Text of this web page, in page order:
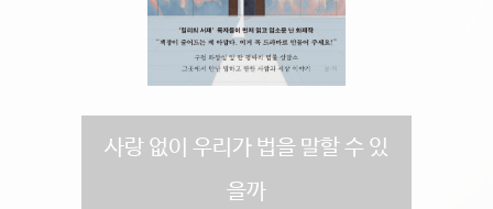
사랑 없이 우리가 법을 말할 수 있
을까